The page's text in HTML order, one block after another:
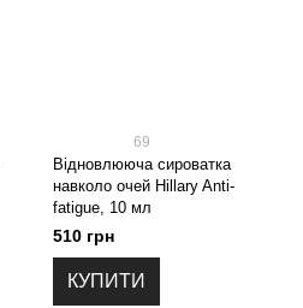
69
Відновлююча сироватка
навколо очей Hillary Anti-
fatigue, 10 мл
510 грн
КУПИТИ